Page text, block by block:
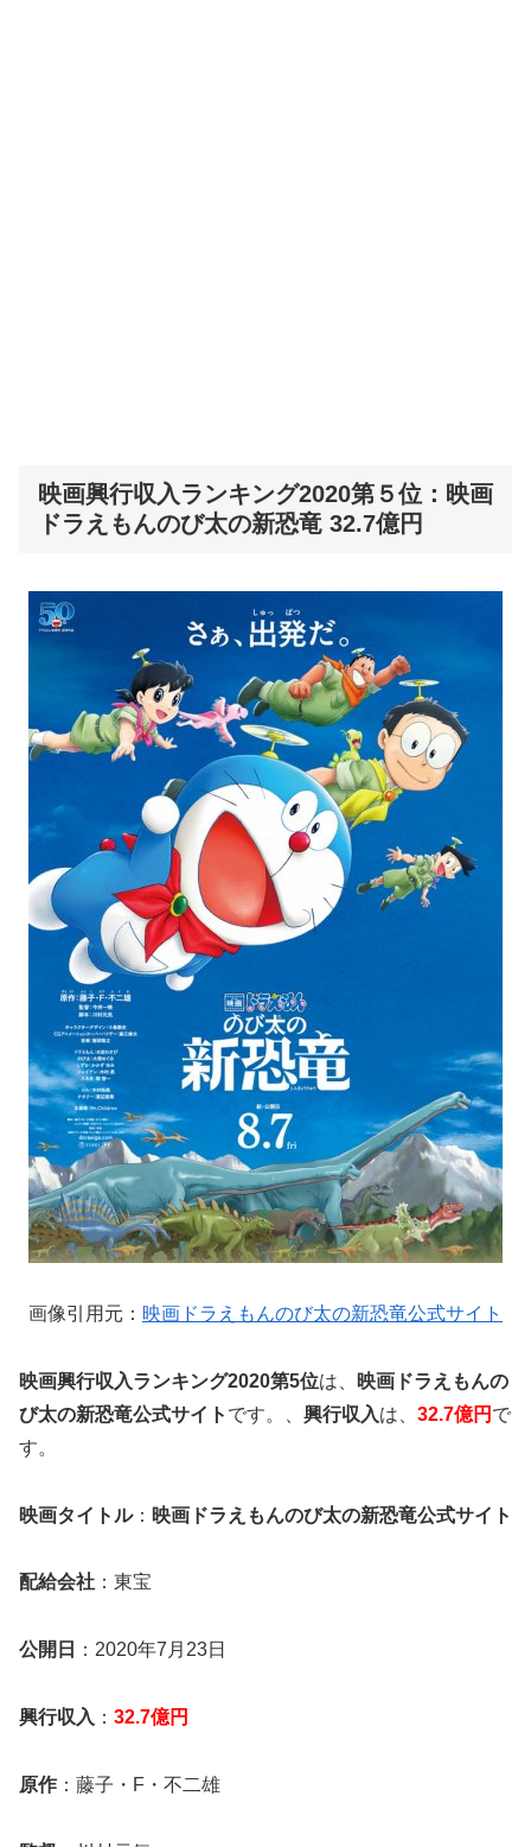
映画興行収入ランキング2020第５位：映画
ドラえもんのび太の新恐竜 32.7億円
画像引用元： 映画ドラえもんのび太の新恐竜公式サイト
映画興行収入ランキング2020第5位は、
映画ドラえもんの
び太の新恐竜公式サイト です。、 興行収入は、 32.7億円 で
す。
映画タイトル： 映画ドラえもんのび太の新恐竜公式サイト
配給会社 ：東宝
公開日 ：2020年7月23日
興行収入 ： 32.7億円
原作 ：藤子・F・不二雄